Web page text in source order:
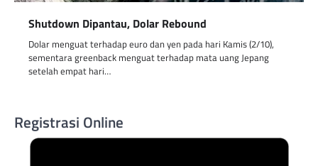
Shutdown Dipantau, Dolar Rebound
Dolar menguat terhadap euro dan yen pada hari Kamis (2/10),
sementara greenback menguat terhadap mata uang Jepang
setelah empat hari…
Registrasi Online